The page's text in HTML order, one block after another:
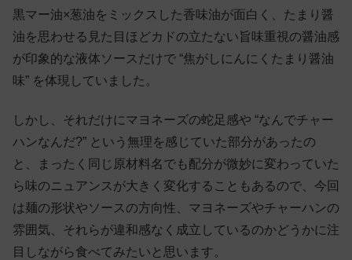
黒マー油×葱油をミックスした香味油が面白く、たまり醤
油を思わせる見た目ほどカドの立たない旨味重視の醤油感
が印象的な液体ソースだけで “焦がしにんにくたまり醤油
味” を体現していました。
しかし、それだけにマヨネーズの蛇足感や “なんでチャー
ハンなんだ?” という無理を感じていた部分があったの
と、まったく同じ原材料名でも配分が微妙に変わっていた
ら味のニュアンスが大きく変化することもあるので、今回
は麺の形状やソースの方向性、マヨネーズやチャーハンの
雰囲気、それらが違和感なく成立しているのかどうかに注
目しながら食べてみたいと思います。